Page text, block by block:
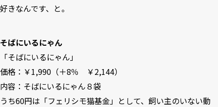
好きなんです、と。
そばにいるにゃん
「そばにいるにゃん」
価格：￥1,990（＋8％ ￥2,144）
内容：そばにいるにゃん８袋
うち60円は「フェリシモ猫基金」として、飼い主のいない動